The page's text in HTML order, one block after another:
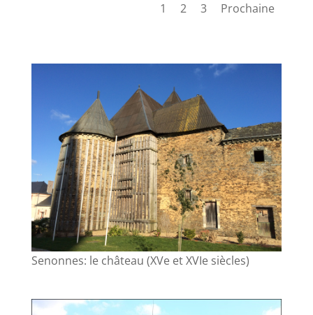
1 2 3 Prochaine
Senonnes: le château (XVe et XVIe siècles)